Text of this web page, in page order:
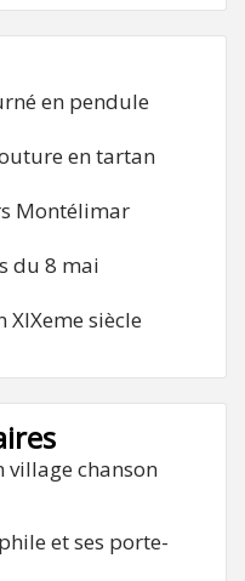
en pendule
en tartan
Montélimar
du 8 mai
siècle
village chanson
et ses porte-